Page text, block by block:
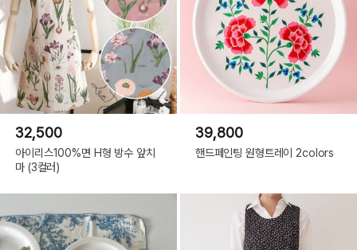
32,500
아이리스100%면 H형 방수 앞치
마 (3컬러)
39,800
핸드페인팅 원형트레이 2colors